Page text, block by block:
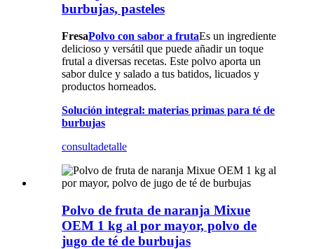
burbujas, pasteles
FresaPolvo con sabor a frutaEs un ingrediente
delicioso y versátil que puede añadir un toque
frutal a diversas recetas. Este polvo aporta un
sabor dulce y salado a tus batidos, licuados y
productos horneados.
Solución integral: materias primas para té de
burbujas
consultadetalle
Polvo de fruta de naranja Mixue
OEM 1 kg al por mayor, polvo de
jugo de té de burbujas